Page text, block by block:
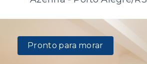
Pronto para morar